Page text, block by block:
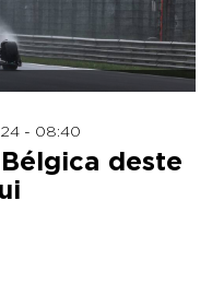
- 08:40
Bélgica deste